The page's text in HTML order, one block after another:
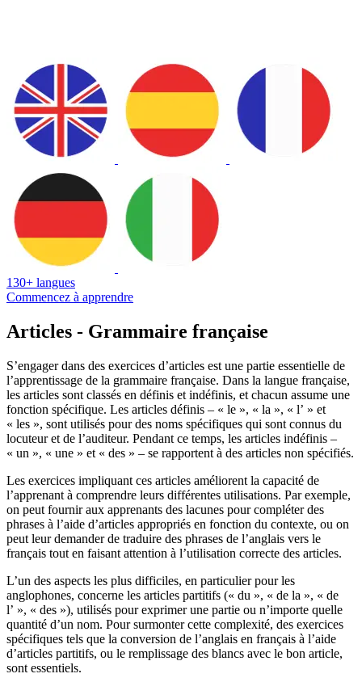
130+ langues
Commencez à apprendre
Articles - Grammaire française
S’engager dans des exercices d’articles est une partie essentielle de
l’apprentissage de la grammaire française. Dans la langue française,
les articles sont classés en définis et indéfinis, et chacun assume une
fonction spécifique. Les articles définis – « le », « la », « l’ » et
« les », sont utilisés pour des noms spécifiques qui sont connus du
locuteur et de l’auditeur. Pendant ce temps, les articles indéfinis –
« un », « une » et « des » – se rapportent à des articles non spécifiés.
Les exercices impliquant ces articles améliorent la capacité de
l’apprenant à comprendre leurs différentes utilisations. Par exemple,
on peut fournir aux apprenants des lacunes pour compléter des
phrases à l’aide d’articles appropriés en fonction du contexte, ou on
peut leur demander de traduire des phrases de l’anglais vers le
français tout en faisant attention à l’utilisation correcte des articles.
L’un des aspects les plus difficiles, en particulier pour les
anglophones, concerne les articles partitifs (« du », « de la », « de
l’ », « des »), utilisés pour exprimer une partie ou n’importe quelle
quantité d’un nom. Pour surmonter cette complexité, des exercices
spécifiques tels que la conversion de l’anglais en français à l’aide
d’articles partitifs, ou le remplissage des blancs avec le bon article,
sont essentiels.